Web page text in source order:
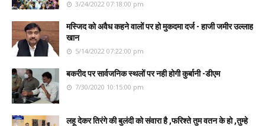
3/24/2022 07:18:00 pm
मस्जिद को अवैध कहने वालों पर हो मुकदमा दर्ज - हाजी जमीर उल्लाह
खान
5/14/2022 07:22:00 pm
बकरीद पर सार्वजनिक स्थलों पर नही होगी कुर्बानी -डीएम
7/30/2020 10:15:00 pm
लहू देकर तिरंगे की बुलंदी को संवारा है ,फरिश्ते तुम वतन के हो ,तुम्हे